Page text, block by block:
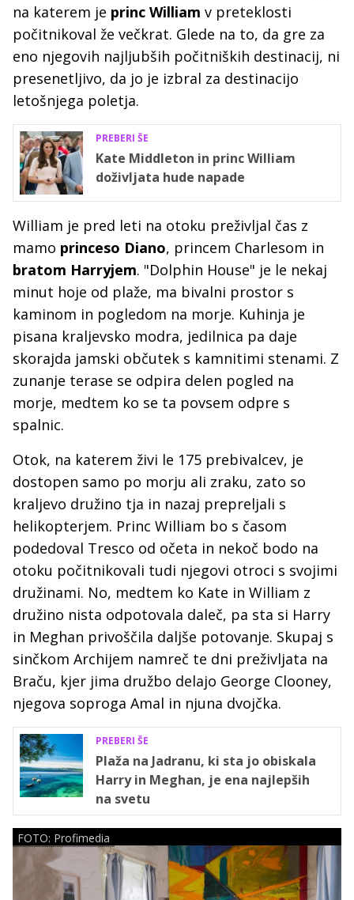
na katerem je princ William v preteklosti
počitnikoval že večkrat. Glede na to, da gre za
eno njegovih najljubših počitniških destinacij, ni
presenetljivo, da jo je izbral za destinacijo
letošnjega poletja.
PREBERI ŠE
Kate Middleton in princ William
doživljata hude napade
William je pred leti na otoku preživljal čas z
mamo princeso Diano, princem Charlesom in
bratom Harryjem. "Dolphin House" je le nekaj
minut hoje od plaže, ma bivalni prostor s
kaminom in pogledom na morje. Kuhinja je
pisana kraljevsko modra, jedilnica pa daje
skorajda jamski občutek s kamnitimi stenami. Z
zunanje terase se odpira delen pogled na
morje, medtem ko se ta povsem odpre s
spalnic.
Otok, na katerem živi le 175 prebivalcev, je
dostopen samo po morju ali zraku, zato so
kraljevo družino tja in nazaj prepreljali s
helikopterjem. Princ William bo s časom
podedoval Tresco od očeta in nekoč bodo na
otoku počitnikovali tudi njegovi otroci s svojimi
družinami. No, medtem ko Kate in William z
družino nista odpotovala daleč, pa sta si Harry
in Meghan privoščila daljše potovanje. Skupaj s
sinčkom Archijem namreč te dni preživljata na
Braču, kjer jima družbo delajo George Clooney,
njegova soproga Amal in njuna dvojčka.
PREBERI ŠE
Plaža na Jadranu, ki sta jo obiskala
Harry in Meghan, je ena najlepših
na svetu
FOTO: Profimedia